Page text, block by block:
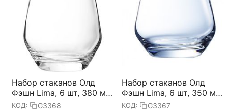
Набор стаканов Олд
Фэшн Lima, 6 шт, 380 мл,
Chef&Sommelier
КОД: G3368
Набор стаканов Олд
Фэшн Lima, 6 шт, 350 мл,
Chef&Sommelier
КОД: G3367